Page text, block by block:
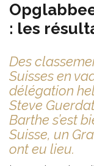
: les
Des
Suisses en
délégation
Steve
Barthe s’est
Suisse, un
ont eu lieu.